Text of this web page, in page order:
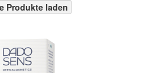
Produkte laden